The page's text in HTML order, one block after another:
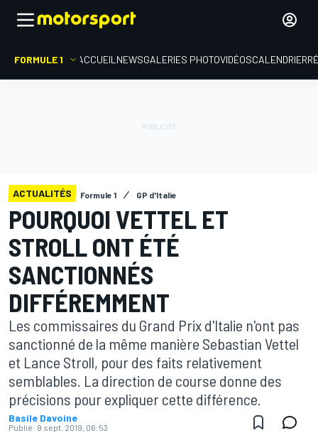
FORMULE 1 ACCUEIL NEWSGALERIES PHOTOVIDÉOSCALENDRIER
ACTUALITÉS Formule 1 GP d'Italie
POURQUOI VETTEL ET
STROLL ONT ÉTÉ
SANCTIONNÉS
DIFFÉREMMENT
Les commissaires du Grand Prix d'Italie n'ont pas
sanctionné de la même manière Sebastian Vettel
et Lance Stroll, pour des faits relativement
semblables. La direction de course donne des
précisions pour expliquer cette différence.
Basile Davoine
Publié: 9 sept. 2019, 06:53